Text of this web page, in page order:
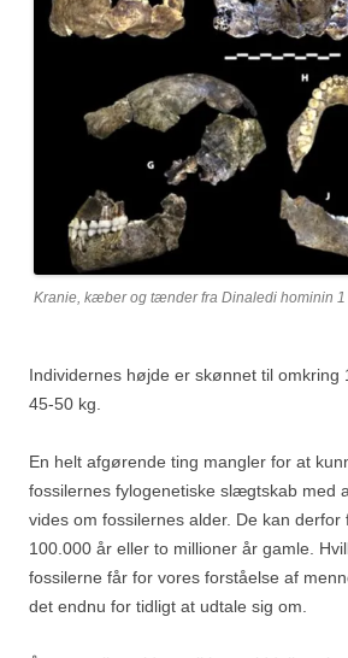
Kranie, kæber og tænder fra Dinaledi hominin 1
Individernes højde er skønnet til
45-50 kg.
En helt afgørende ting mangler for at
fossilernes fylogenetiske slægtskab med
vides om fossilernes alder. De kan
100.000 år eller to millioner år gamle.
fossilerne får for vores forståelse af
det endnu for tidligt at udtale sig om.